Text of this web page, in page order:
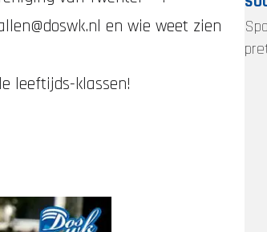
en wie weet zien
leeftijds-klassen!